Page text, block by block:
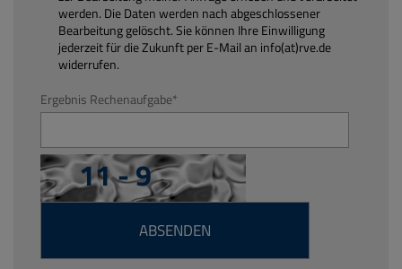
werden. Die Daten werden nach abgeschlossener
Bearbeitung gelöscht. Sie können Ihre Einwilligung
jederzeit für die Zukunft per E-Mail an info(at)rve.de
widerrufen.
Ergebnis Rechenaufgabe*